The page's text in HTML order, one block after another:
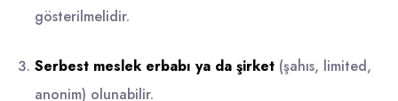
gösterilmelidir.
Serbest meslek erbabı ya da şirket (şahıs, limited,
anonim) olunabilir.